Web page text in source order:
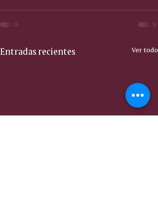
Entradas recientes Ver todo